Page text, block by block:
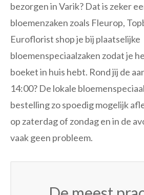
bezorgen in Varik? Dat is zeker
bloemenzaken zoals Fleurop,
Euroflorist shop je bij plaatselijke
bloemenspeciaalzaken zodat je
boeket in huis hebt. Rond jij de
14:00? De lokale
bestelling zo spoedig mogelijk
op zaterdag of zondag en in de
vaak geen probleem.